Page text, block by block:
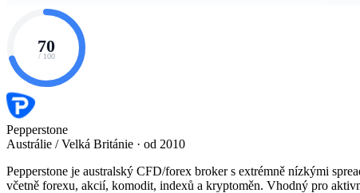
70
/ 100
Pepperstone
Austrálie / Velká Británie · od 2010
Pepperstone je australský CFD/forex broker s extrémně nízkými
včetně forexu, akcií, komodit, indexů a kryptoměn. Vhodný pro